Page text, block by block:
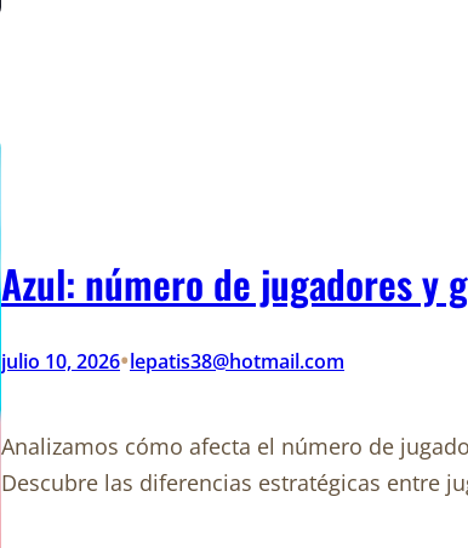
Azul: número de jugadores y
julio 10, 2026•lepatis38@hotmail.com
Analizamos cómo afecta el número de
Descubre las diferencias estratégicas entre